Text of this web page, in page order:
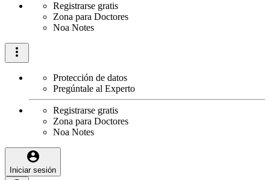
Registrarse gratis
Zona para Doctores
Noa Notes
Protección de datos
Pregúntale al Experto
Registrarse gratis
Zona para Doctores
Noa Notes
Iniciar sesión